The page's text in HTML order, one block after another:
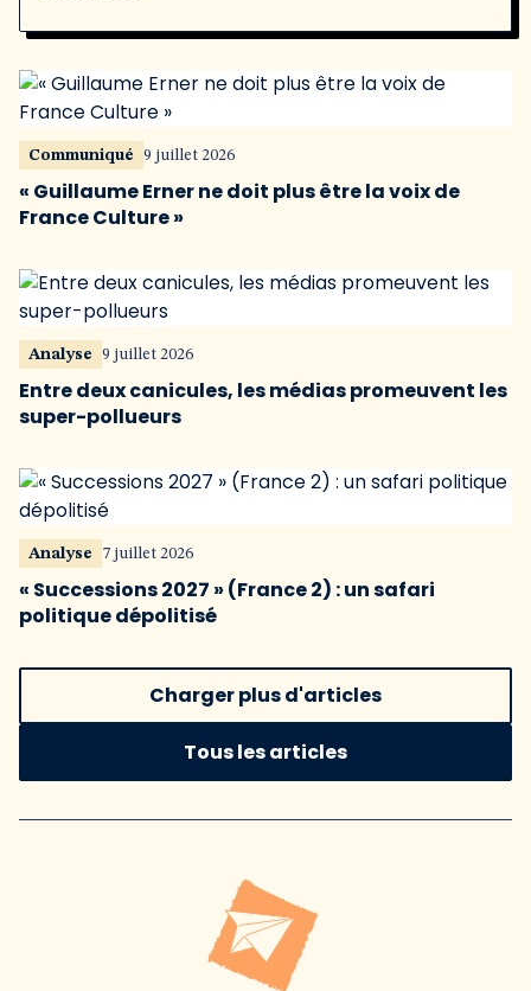
Communiqué 9 juillet 2026
« Guillaume Erner ne doit plus être la voix de
France Culture »
Analyse 9 juillet 2026
Entre deux canicules, les médias promeuvent les
super-pollueurs
Analyse 7 juillet 2026
« Successions 2027 » (France 2) : un safari
politique dépolitisé
Charger plus d'articles
Tous les articles